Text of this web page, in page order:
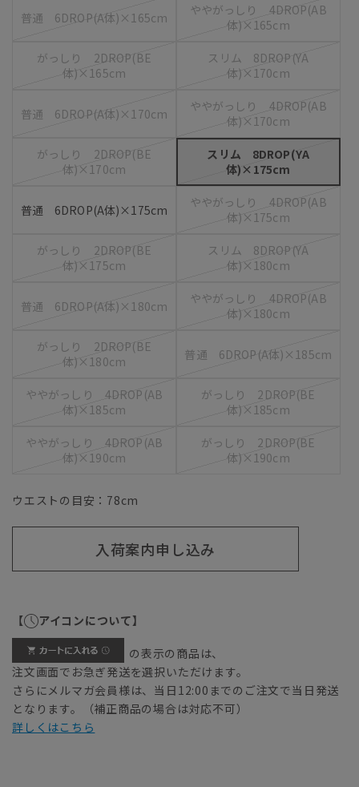
普通 6DROP(A体)×165cm
ややがっしり 4DROP(AB
体)×165cm
がっしり 2DROP(BE
体)×165cm
スリム 8DROP(YA
体)×170cm
普通 6DROP(A体)×170cm
ややがっしり 4DROP(AB
体)×170cm
がっしり 2DROP(BE
体)×170cm
スリム 8DROP(YA
体)×175cm
普通 6DROP(A体)×175cm
ややがっしり 4DROP(AB
体)×175cm
がっしり 2DROP(BE
体)×175cm
スリム 8DROP(YA
体)×180cm
普通 6DROP(A体)×180cm
ややがっしり 4DROP(AB
体)×180cm
がっしり 2DROP(BE
体)×180cm
普通 6DROP(A体)×185cm
ややがっしり 4DROP(AB
体)×185cm
がっしり 2DROP(BE
体)×185cm
ややがっしり 4DROP(AB
体)×190cm
がっしり 2DROP(BE
体)×190cm
ウエストの目安： 78cm
入荷案内申し込み
【 アイコンについて】
の表示の商品は、
注文画面でお急ぎ発送を選択いただけます。
さらにメルマガ会員様は、当日12:00までのご注文で当日発送
となります。（補正商品の場合は対応不可）
詳しくはこちら